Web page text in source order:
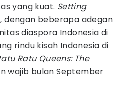
yang kuat. Setting
dengan beberapa adegan
diaspora Indonesia di
rindu kisah Indonesia di
Ratu Queens: The
wajib bulan September